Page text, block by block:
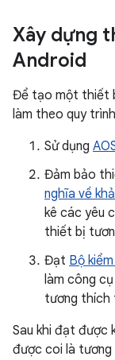
Xây dựng
Android
Để tạo một thiết
làm theo quy
Sử dụng
Đảm bảo
nghĩa về
kê các yêu
thiết bị
Đạt Bộ
làm công
tương thích
Sau khi đạt được
được coi là